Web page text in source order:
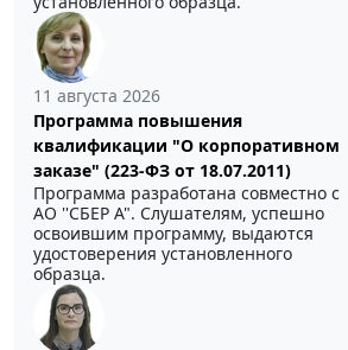
11 августа 2026
Программа повышения
квалификации "О корпоративном
заказе" (223-ФЗ от 18.07.2011)
Программа разработана совместно с
АО ''СБЕР А". Слушателям, успешно
освоившим программу, выдаются
удостоверения установленного
образца.